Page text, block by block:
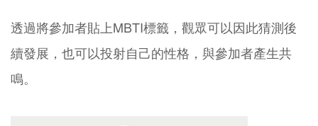
透過將參加者貼上MBTI標籤，觀眾可以因此猜測後
續發展，也可以投射自己的性格，與參加者產生共
鳴。